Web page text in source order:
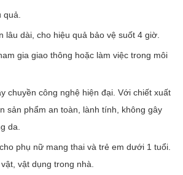
lâu dài, cho hiệu quả bảo vệ suốt 4 giờ.
gia giao thông hoặc làm việc trong môi
chuyền công nghệ hiện đại. Với chiết xuất
sản phẩm an toàn, lành tính, không gây
da.
phụ nữ mang thai và trẻ em dưới 1 tuổi.
vật dụng trong nhà.